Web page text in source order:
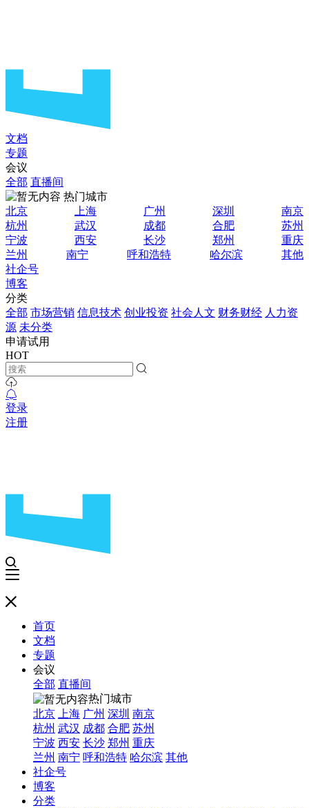
文档
专题
会议
全部 直播间
热门城市
北京
上海 广州 深圳
南京
杭州
武汉 成都 合肥
苏州
宁波
西安 长沙 郑州
重庆
兰州
南宁 呼和浩特 哈尔滨
其他
社企号
博客
分类
全部 市场营销 信息技术 创业投资 社会人文 财务财经 人力资
源 未分类
申请试用
HOT
登录
注册
首页
文档
专题
会议
全部 直播间
热门城市
北京
上海 广州 深圳 南京
杭州 武汉 成都 合肥 苏州
宁波 西安 长沙 郑州 重庆
兰州 南宁 呼和浩特 哈尔滨 其他
社企号
博客
分类